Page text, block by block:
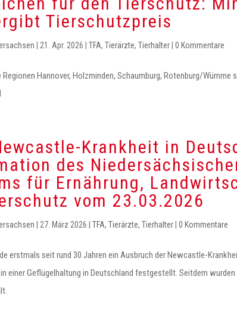
Tierschutzpreis
21. Apr. 2026 TFA, Tierärzte, Tierhalter 0 Kommentare
Hannover, Holzminden, Schaumburg, Rotenburg/Wümme
Krankheit in
des
für Ernährung,
vom 23.03.2026
27. März 2026 TFA, Tierärzte, Tierhalter 0 Kommentare
erstmals seit rund 30 Jahren ein Ausbruch der Newcastle-
einer Geflügelhaltung in Deutschland festgestellt. Seitdem